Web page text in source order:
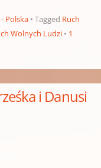
Polska Tagged Ruch
Wolnych Ludzi
1
i Danusi